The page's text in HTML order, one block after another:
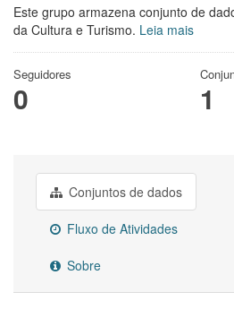
Este grupo armazena conjunto de
da Cultura e Turismo. Leia mais
Seguidores
0 1
Conjuntos de dados
Fluxo de Atividades
Sobre